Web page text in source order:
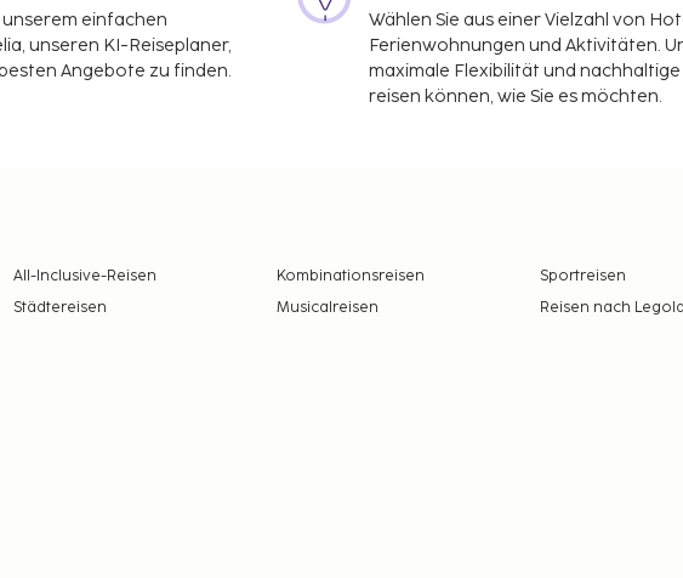
Maligawa), in dem
erfüllt von Weihrauch,
praktiziert,
Detox und
unserem einfachen
unseren KI-Reiseplaner,
Angebote zu finden.
Wählen Sie aus einer Vielzahl von
Ferienwohnungen und Aktivitäten.
maximale Flexibilität und
reisen können, wie Sie es möchten.
All-Inclusive-Reisen Kombinationsreisen Sportreisen
Städtereisen Musicalreisen Reisen nach